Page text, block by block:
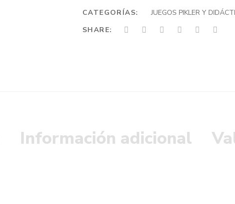
CATEGORÍAS:
JUEGOS PIKLER Y
SHARE:
Información adicional